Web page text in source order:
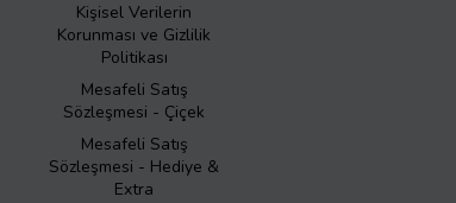
Kişisel Verilerin
Korunması ve Gizlilik
Politikası
Mesafeli Satış
Sözleşmesi - Çiçek
Mesafeli Satış
Sözleşmesi - Hediye &
Extra